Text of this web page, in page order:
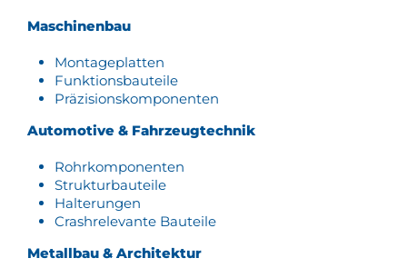
Maschinenbau
Montageplatten
Funktionsbauteile
Präzisionskomponenten
Automotive & Fahrzeugtechnik
Rohrkomponenten
Strukturbauteile
Halterungen
Crashrelevante Bauteile
Metallbau & Architektur